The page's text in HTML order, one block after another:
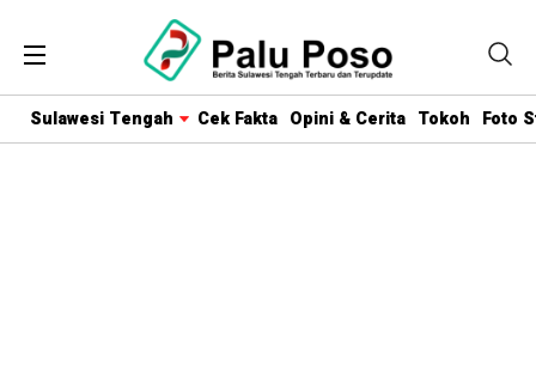
Sulawesi Tengah Cek Fakta Opini & Cerita Tokoh Foto